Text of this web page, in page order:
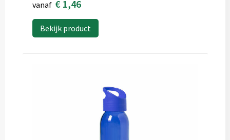
vanaf € 1,46
Bekijk product